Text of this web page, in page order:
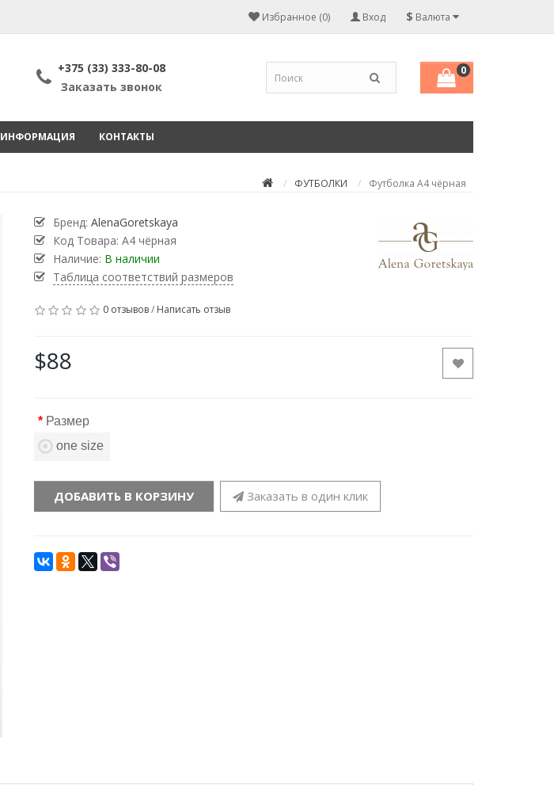
$ Валюта
Вход
Избранное (0)
+375 (33) 333-80-08
Заказать звонок
0
ИНФОРМАЦИЯ КОНТАКТЫ
ФУТБОЛКИ Футболка А4 чёрная
Бренд: AlenaGoretskaya
Код Товара: А4 чёрная
Наличие: В наличии
Таблица соответствий размеров
0 отзывов/ Написать отзыв
$88
Размер
one size
ДОБАВИТЬ В КОРЗИНУ Заказать в один клик